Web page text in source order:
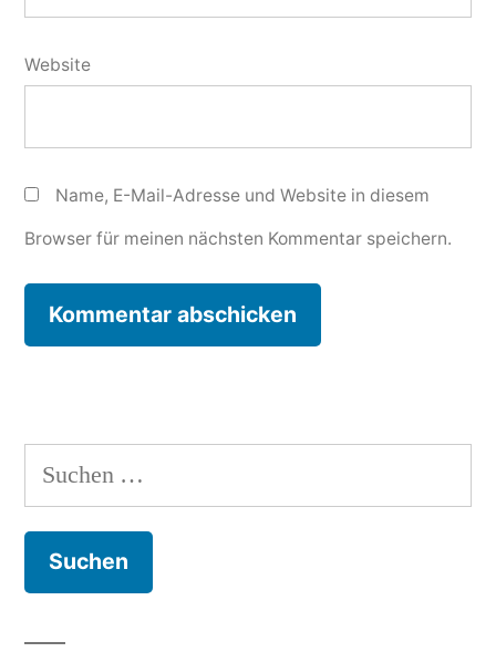
Website
Name, E-Mail-Adresse und Website in diesem
Browser für meinen nächsten Kommentar speichern.
Suchen
nach: